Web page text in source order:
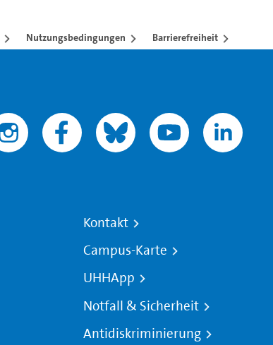
Nutzungsbedingungen Barrierefreiheit
Kontakt
Campus-Karte
UHHApp
Notfall & Sicherheit
Antidiskriminierung